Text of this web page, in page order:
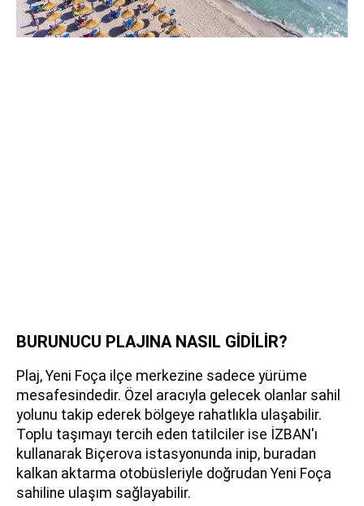
BURUNUCU PLAJINA NASIL GİDİLİR?
Plaj, Yeni Foça ilçe merkezine sadece yürüme
mesafesindedir. Özel aracıyla gelecek olanlar sahil
yolunu takip ederek bölgeye rahatlıkla ulaşabilir.
Toplu taşımayı tercih eden tatilciler ise İZBAN'ı
kullanarak Biçerova istasyonunda inip, buradan
kalkan aktarma otobüsleriyle doğrudan Yeni Foça
sahiline ulaşım sağlayabilir.